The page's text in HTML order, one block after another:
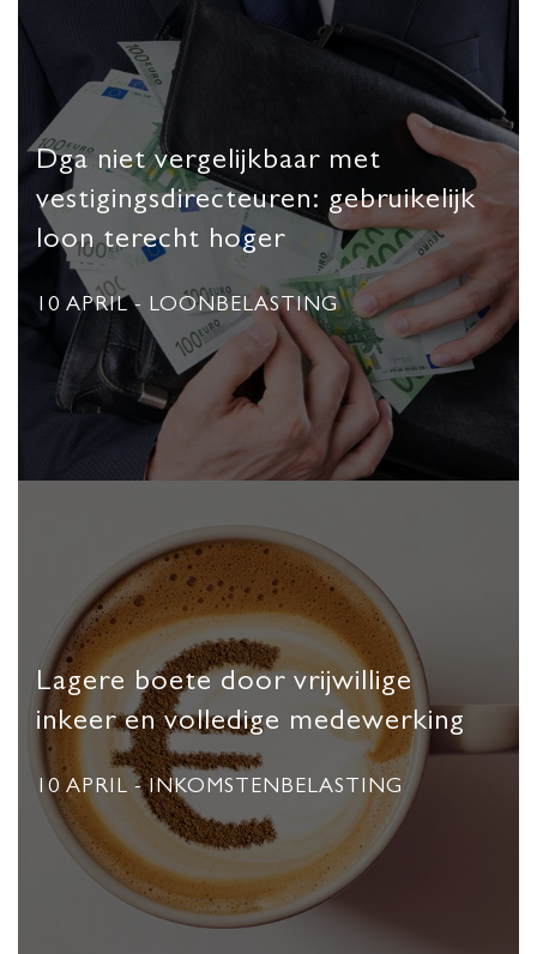
Dga niet vergelijkbaar met
vestigingsdirecteuren: gebruikelijk
loon terecht hoger
10 APRIL- LOONBELASTING
Lagere boete door vrijwillige
inkeer en volledige medewerking
10 APRIL - INKOMSTENBELASTING